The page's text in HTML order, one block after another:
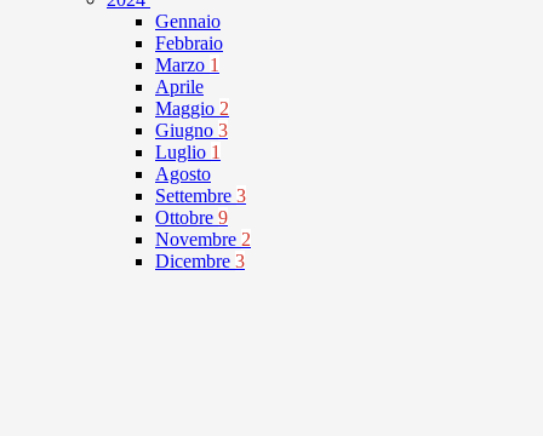
Gennaio
Febbraio
Marzo 1
Aprile
Maggio 2
Giugno 3
Luglio 1
Agosto
Settembre 3
Ottobre 9
Novembre 2
Dicembre 3